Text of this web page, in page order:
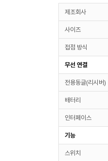
제조회사
사이즈
접점 방식
무선 연결
전용동글(리시버)
배터리
인터페이스
기능
스위치